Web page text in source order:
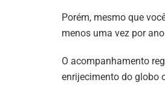
Porém, mesmo que
menos uma vez por
O acompanhamento
enrijecimento do globo